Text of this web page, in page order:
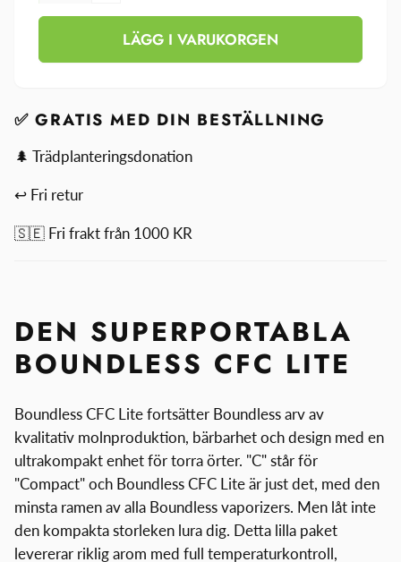
för
Boundless
kvantitet
för
Boundless
LÄGG I VARUKORGEN
✅ GRATIS MED DIN BESTÄLLNING
🌲 Trädplanteringsdonation
↩ Fri retur
🇸🇪 Fri frakt från 1000 KR
DEN SUPERPORTABLA
BOUNDLESS CFC LITE
Boundless CFC Lite fortsätter Boundless arv av
kvalitativ molnproduktion, bärbarhet och design med en
ultrakompakt enhet för torra örter. "C" står för
"Compact" och Boundless CFC Lite är just det, med den
minsta ramen av alla Boundless vaporizers. Men låt inte
den kompakta storleken lura dig. Detta lilla paket
levererar riklig arom med full temperaturkontroll,